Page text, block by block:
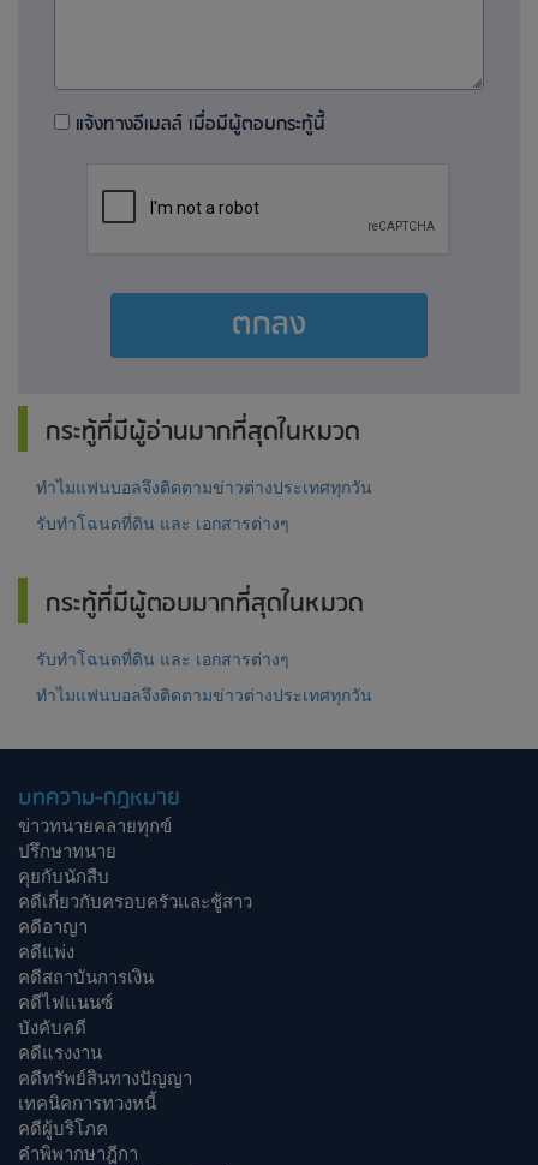
แจ้งทางอีเมลล์ เมื่อมีผู้ตอบกระทู้นี้
ตกลง
กระทู้ที่มีผู้อ่านมากที่สุดในหมวด
ทำไมแฟนบอลจึงติดตามข่าวต่างประเทศทุกวัน
รับทำโฉนดที่ดิน และ เอกสารต่างๆ
กระทู้ที่มีผู้ตอบมากที่สุดในหมวด
รับทำโฉนดที่ดิน และ เอกสารต่างๆ
ทำไมแฟนบอลจึงติดตามข่าวต่างประเทศทุกวัน
บทความ-กฎหมาย
ข่าวทนายคลายทุกข์
ปรึกษาทนาย
คุยกับนักสืบ
คดีเกี่ยวกับครอบครัวและชู้สาว
คดีอาญา
คดีแพ่ง
คดีสถาบันการเงิน
คดีไฟแนนซ์
บังคับคดี
คดีแรงงาน
คดีทรัพย์สินทางปัญญา
เทคนิคการทวงหนี้
คดีผู้บริโภค
คำพิพากษาฎีกา